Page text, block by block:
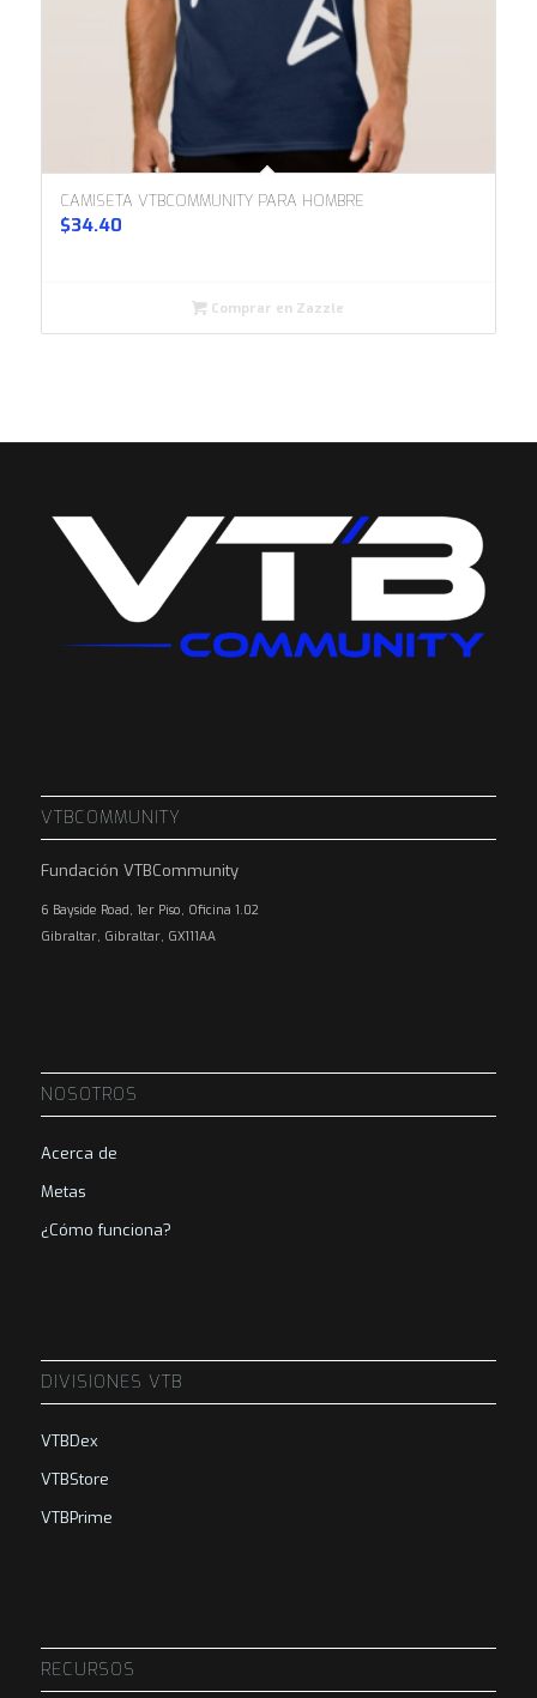
CAMISETA VTBCOMMUNITY PARA HOMBRE
$34.40
Comprar en Zazzle
VTBCOMMUNITY
Fundación VTBCommunity
6 Bayside Road, 1er Piso, Oficina 1.02
Gibraltar, Gibraltar, GX111AA
NOSOTROS
Acerca de
Metas
¿Cómo funciona?
DIVISIONES VTB
VTBDex
VTBStore
VTBPrime
RECURSOS